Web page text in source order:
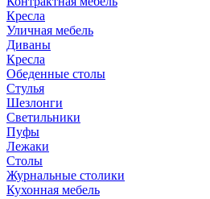
Кресла
Уличная мебель
Диваны
Кресла
Обеденные столы
Стулья
Шезлонги
Светильники
Пуфы
Лежаки
Столы
Журнальные столики
Кухонная мебель